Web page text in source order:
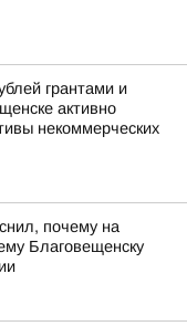
грантами и
активно
некоммерческих
почему на
Благовещенску